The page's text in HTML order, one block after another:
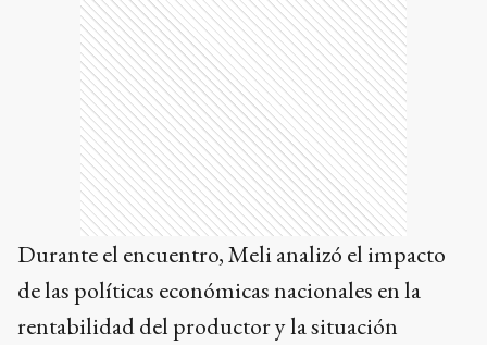
Durante el encuentro, Meli analizó el impacto
de las políticas económicas nacionales en la
rentabilidad del productor y la situación